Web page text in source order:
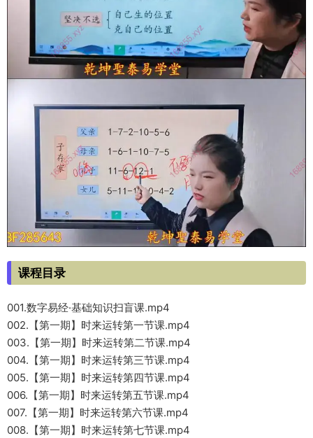
课程目录
001.数字易经·基础知识扫盲课.mp4
002.【第一期】时来运转第一节课.mp4
003.【第一期】时来运转第二节课.mp4
004.【第一期】时来运转第三节课.mp4
005.【第一期】时来运转第四节课.mp4
006.【第一期】时来运转第五节课.mp4
007.【第一期】时来运转第六节课.mp4
008.【第一期】时来运转第七节课.mp4